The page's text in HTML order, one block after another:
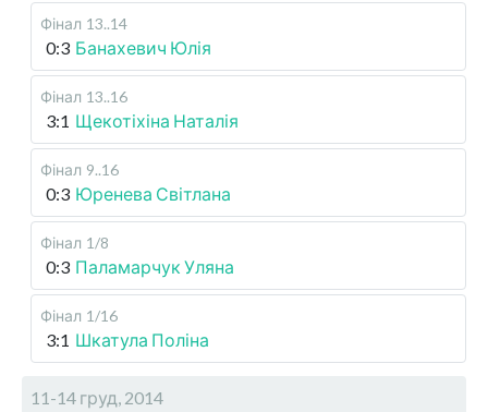
Фінал 13..14
0:3 Банахевич Юлія
Фінал 13..16
3:1 Щекотіхіна Наталія
Фінал 9..16
0:3 Юренева Світлана
Фінал 1/8
0:3 Паламарчук Уляна
Фінал 1/16
3:1 Шкатула Поліна
11-14 груд, 2014